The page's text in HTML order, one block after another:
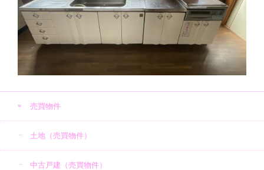
売買物件
土地（売買物件）
中古戸建（売買物件）